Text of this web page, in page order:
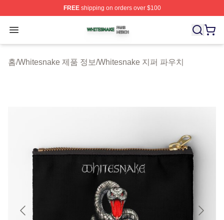
FREEshipping on orders over $100
Open menu
Whitesnake Shop ⚡️ Officially Licensed Whitesnake
홈/Whitesnake 제품 정보/Whitesnake 지퍼 파우치